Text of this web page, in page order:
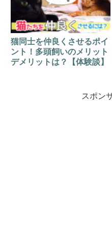
猫同士を仲良くさせるポイ
ント！多頭飼いのメリット
デメリットは？【体験談】
スポン